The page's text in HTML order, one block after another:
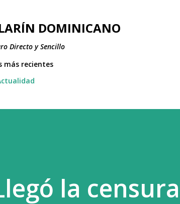
DOMINICANO
Directo y Sencillo
más recientes
la